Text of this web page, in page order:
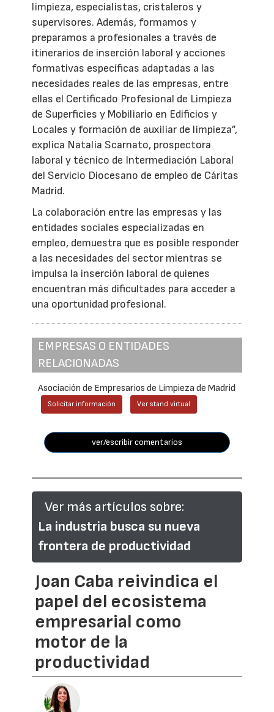
limpieza, especialistas, cristaleros y
supervisores. Además, formamos y
preparamos a profesionales a través de
itinerarios de inserción laboral y acciones
formativas específicas adaptadas a las
necesidades reales de las empresas, entre
ellas el Certificado Profesional de Limpieza
de Superficies y Mobiliario en Edificios y
Locales y formación de auxiliar de limpieza”,
explica Natalia Scarnato, prospectora
laboral y técnico de Intermediación Laboral
del Servicio Diocesano de empleo de Cáritas
Madrid.
La colaboración entre las empresas y las
entidades sociales especializadas en
empleo, demuestra que es posible responder
a las necesidades del sector mientras se
impulsa la inserción laboral de quienes
encuentran más dificultades para acceder a
una oportunidad profesional.
EMPRESAS O ENTIDADES
RELACIONADAS
Asociación de Empresarios de Limpieza de Madrid
Solicitar información Ver stand virtual
ver/escribir comentarios
Ver más artículos sobre:
La industria busca su nueva
frontera de productividad
Joan Caba reivindica el
papel del ecosistema
empresarial como
motor de la
productividad